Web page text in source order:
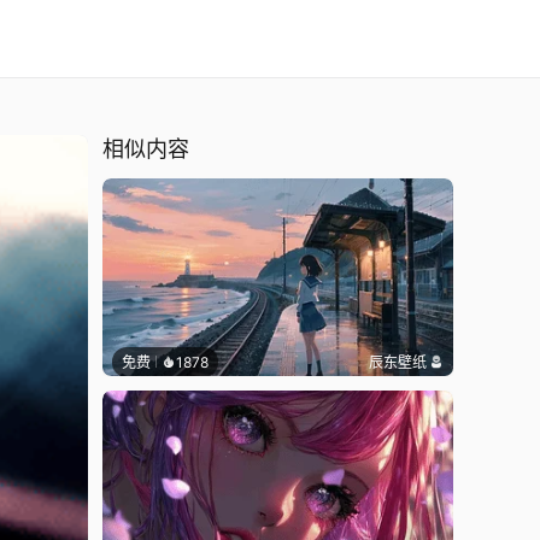
相似内容
免费 1878 辰东壁纸